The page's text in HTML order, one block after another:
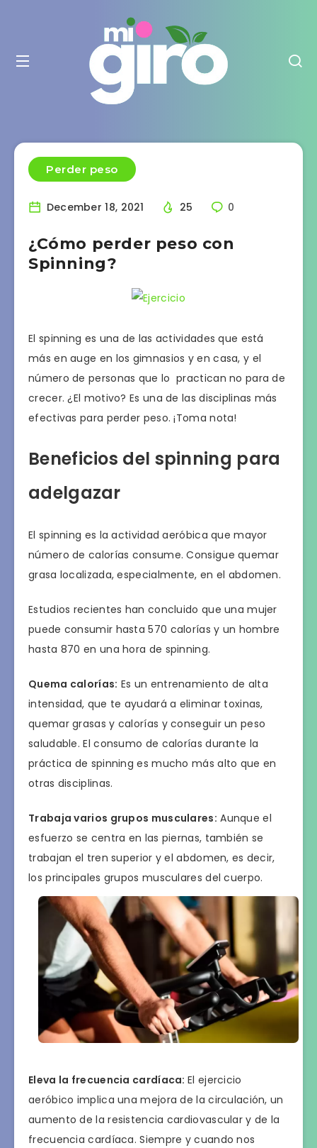
Perder peso
December 18, 2021 25 0
¿Cómo perder peso con
Spinning?
El spinning es una de las actividades que está
más en auge en los gimnasios y en casa, y el
número de personas que lo practican no para de
crecer. ¿El motivo? Es una de las disciplinas más
efectivas para perder peso. ¡Toma nota!
Beneficios del spinning para
adelgazar
El spinning es la actividad aeróbica que mayor
número de calorías consume. Consigue quemar
grasa localizada, especialmente, en el abdomen.
Estudios recientes han concluido que una mujer
puede consumir hasta 570 calorías y un hombre
hasta 870 en una hora de spinning.
Quema calorías: Es un entrenamiento de alta
intensidad, que te ayudará a eliminar toxinas,
quemar grasas y calorías y conseguir un peso
saludable. El consumo de calorías durante la
práctica de spinning es mucho más alto que en
otras disciplinas.
Trabaja varios grupos musculares: Aunque el
esfuerzo se centra en las piernas, también se
trabajan el tren superior y el abdomen, es decir,
los principales grupos musculares del cuerpo.
Eleva la frecuencia cardíaca: El ejercicio
aeróbico implica una mejora de la circulación, un
aumento de la resistencia cardiovascular y de la
frecuencia cardíaca. Siempre y cuando nos